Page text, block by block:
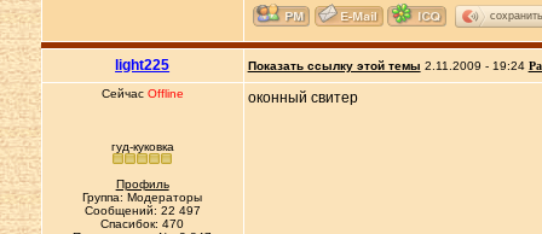
сохранить
light225 Показать ссылку этой темы 2.11.2009 - 19:24
Сейчас Offline
гуд-куковка
Профиль
Группа: Модераторы
Сообщений: 22 497
Спасибок: 470
оконный свитер